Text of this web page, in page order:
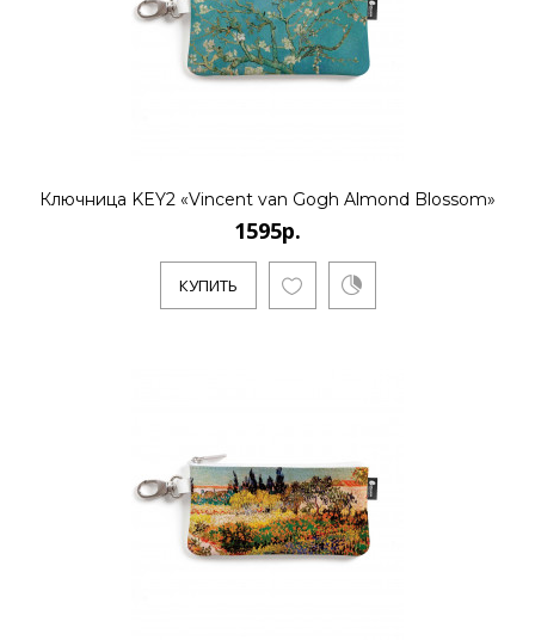
Ключница KEY2 «Vincent van Gogh Almond Blossom»
1595р.
КУПИТЬ